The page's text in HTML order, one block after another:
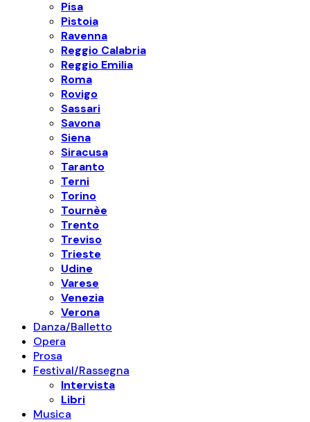
Pisa
Pistoia
Ravenna
Reggio Calabria
Reggio Emilia
Roma
Rovigo
Sassari
Savona
Siena
Siracusa
Taranto
Terni
Torino
Tournèe
Trento
Treviso
Trieste
Udine
Varese
Venezia
Verona
Danza/Balletto
Opera
Prosa
Festival/Rassegna
Intervista
Libri
Musica